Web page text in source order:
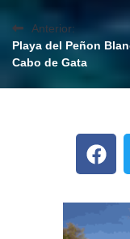
Anterior:
Playa del Peñon
Cabo de Gata